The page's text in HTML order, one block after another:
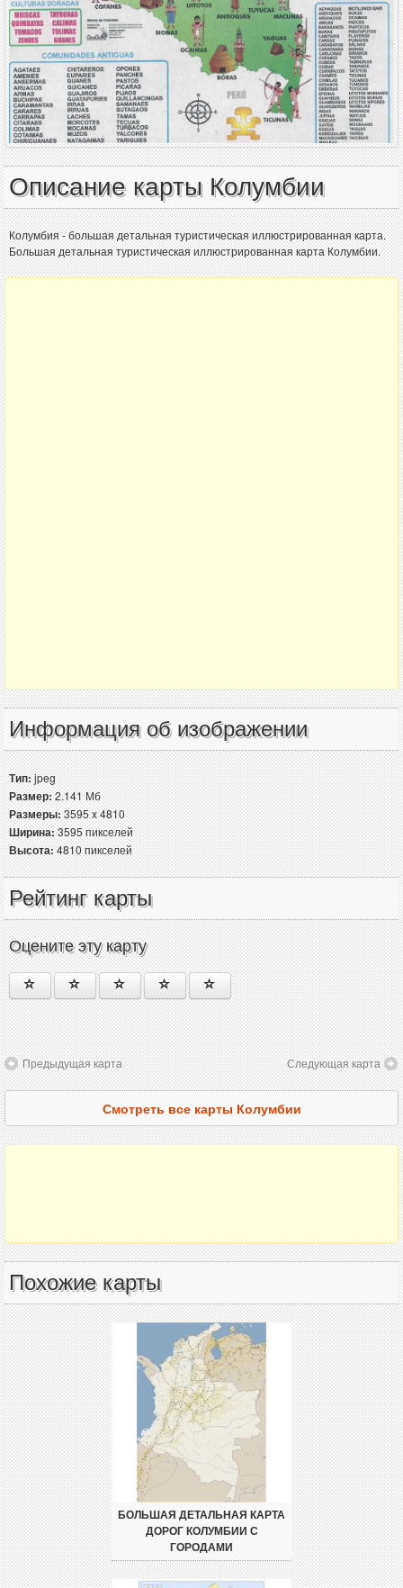
Описание карты Колумбии
Колумбия - большая детальная туристическая иллюстрированная карта.
Большая детальная туристическая иллюстрированная карта Колумбии.
Информация об изображении
Тип:jpeg
Размер:2.141 Мб
Размеры:3595 x 4810
Ширина:3595 пикселей
Высота:4810 пикселей
Рейтинг карты
Оцените эту карту
Предыдущая карта Следующая карта
Смотреть все карты Колумбии
Похожие карты
БОЛЬШАЯ ДЕТАЛЬНАЯ КАРТА
ДОРОГ КОЛУМБИИ С
ГОРОДАМИ